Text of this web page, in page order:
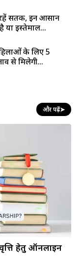
सतर्क, इन आसान
या इस्तेमाल...
के लिए 5
से मिलेगी...
और पढ़ें➤
हेतु ऑनलाइन